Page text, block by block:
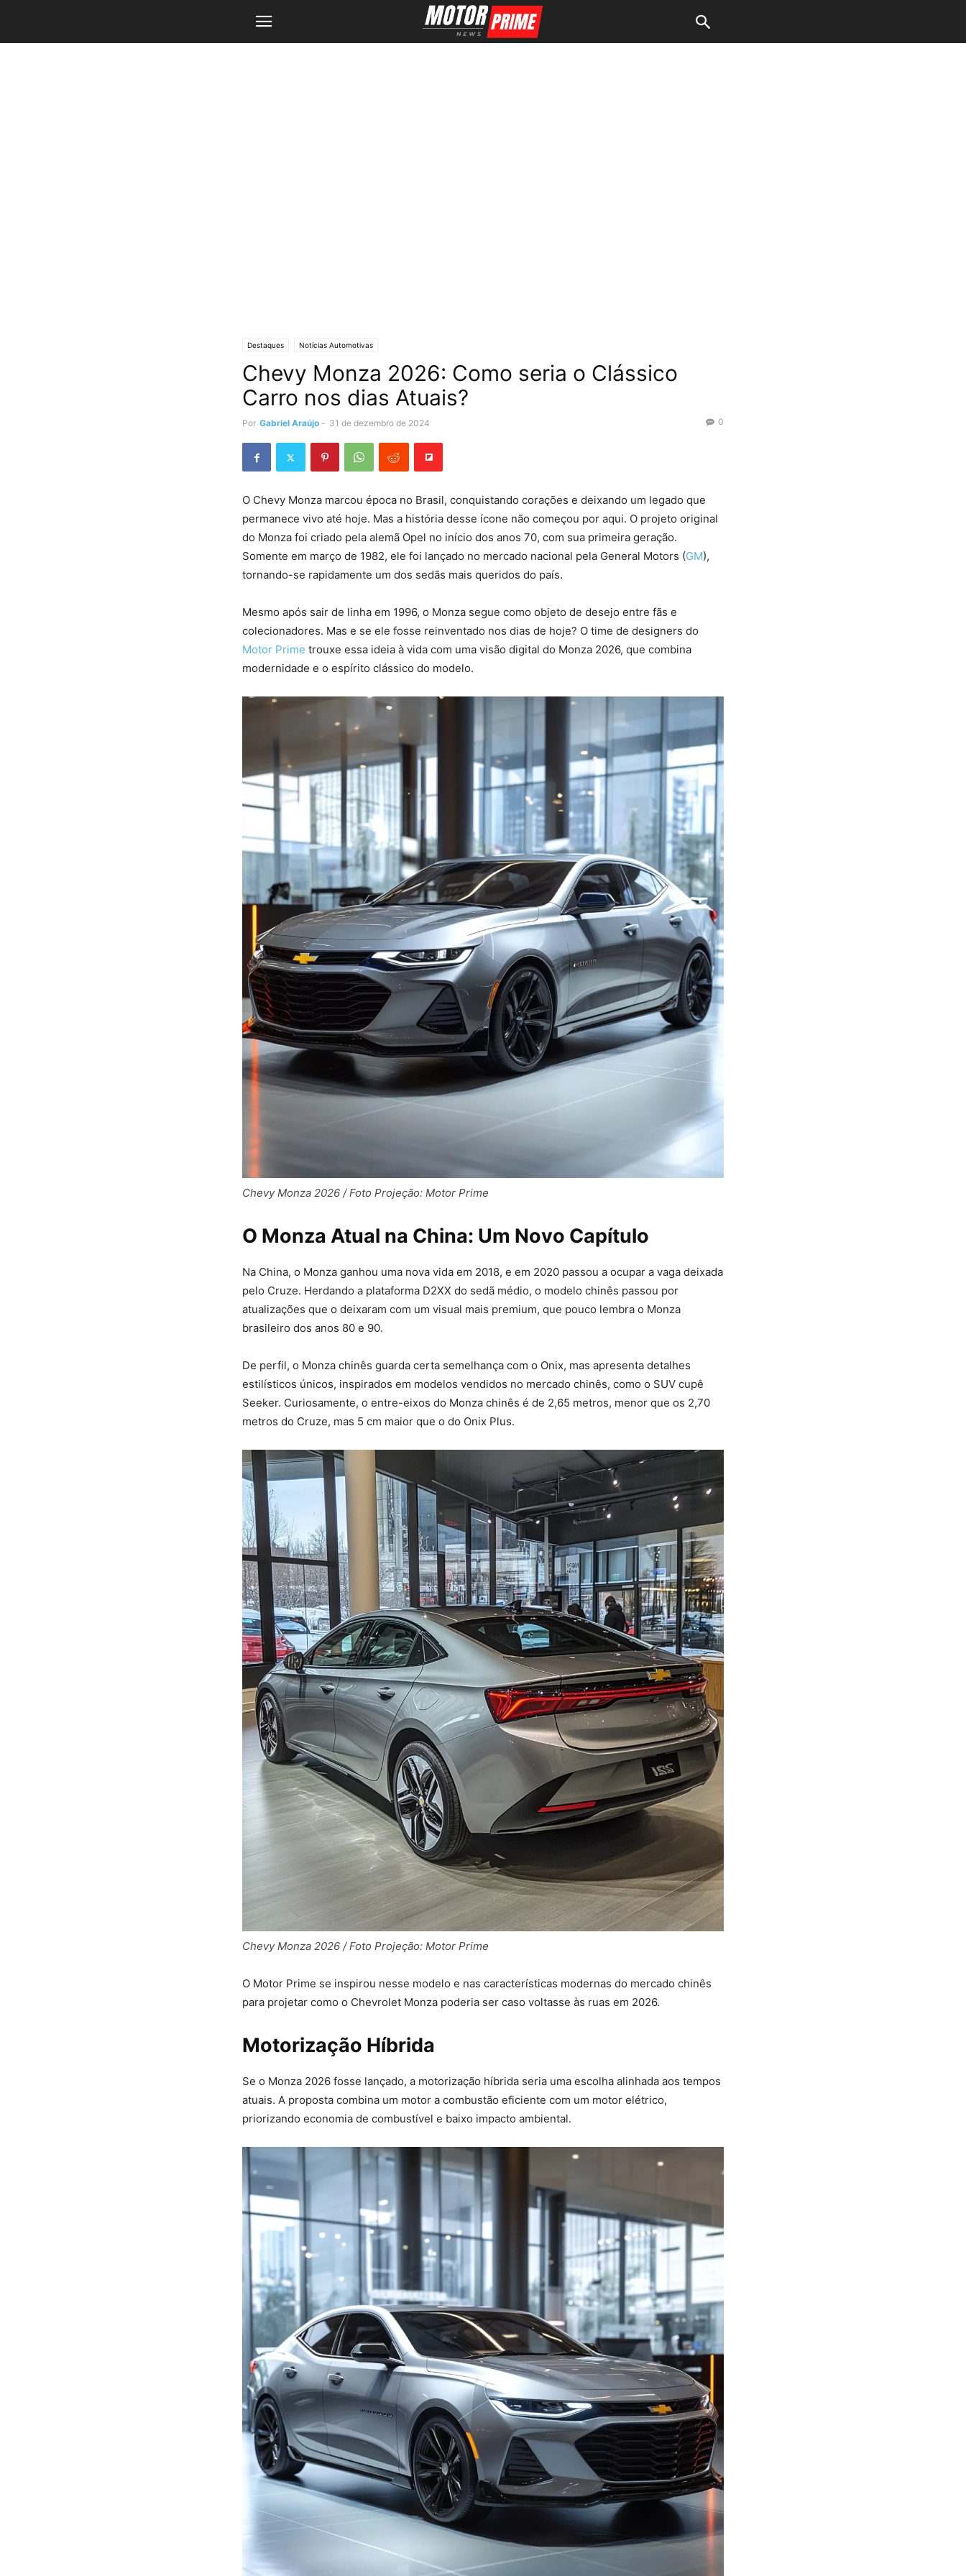
Destaques Notícias Automotivas
Chevy Monza 2026: Como seria o Clássico
Carro nos dias Atuais?
Por Gabriel Araújo - 31 de dezembro de 2024 0
O Chevy Monza marcou época no Brasil, conquistando corações e deixando um legado que
permanece vivo até hoje. Mas a história desse ícone não começou por aqui. O projeto original
do Monza foi criado pela alemã Opel no início dos anos 70, com sua primeira geração.
Somente em março de 1982, ele foi lançado no mercado nacional pela General Motors (GM),
tornando-se rapidamente um dos sedãs mais queridos do país.
Mesmo após sair de linha em 1996, o Monza segue como objeto de desejo entre fãs e
colecionadores. Mas e se ele fosse reinventado nos dias de hoje? O time de designers do
Motor Prime trouxe essa ideia à vida com uma visão digital do Monza 2026, que combina
modernidade e o espírito clássico do modelo.
Chevy Monza 2026 / Foto Projeção: Motor Prime
O Monza Atual na China: Um Novo Capítulo
Na China, o Monza ganhou uma nova vida em 2018, e em 2020 passou a ocupar a vaga deixada
pelo Cruze. Herdando a plataforma D2XX do sedã médio, o modelo chinês passou por
atualizações que o deixaram com um visual mais premium, que pouco lembra o Monza
brasileiro dos anos 80 e 90.
De perfil, o Monza chinês guarda certa semelhança com o Onix, mas apresenta detalhes
estilísticos únicos, inspirados em modelos vendidos no mercado chinês, como o SUV cupê
Seeker. Curiosamente, o entre-eixos do Monza chinês é de 2,65 metros, menor que os 2,70
metros do Cruze, mas 5 cm maior que o do Onix Plus.
Chevy Monza 2026 / Foto Projeção: Motor Prime
O Motor Prime se inspirou nesse modelo e nas características modernas do mercado chinês
para projetar como o Chevrolet Monza poderia ser caso voltasse às ruas em 2026.
Motorização Híbrida
Se o Monza 2026 fosse lançado, a motorização híbrida seria uma escolha alinhada aos tempos
atuais. A proposta combina um motor a combustão eficiente com um motor elétrico,
priorizando economia de combustível e baixo impacto ambiental.